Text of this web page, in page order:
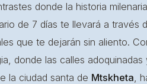
donde la historia
de 7 días te llevará a través
que te dejarán sin aliento.
donde las calles
la ciudad santa de Mtskheta,